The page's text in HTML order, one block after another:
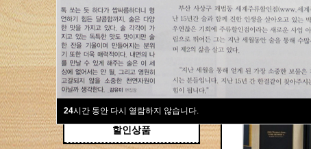
24시간 동안 다시 열람하지 않습니다.
위스키
브랜디/꼬냑
와인선물세트
와인
선물용
할인상품
Total 115건1 페이지